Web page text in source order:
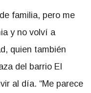
familia, pero me
y no volví a
quien también
del barrio El
al día. “Me parece